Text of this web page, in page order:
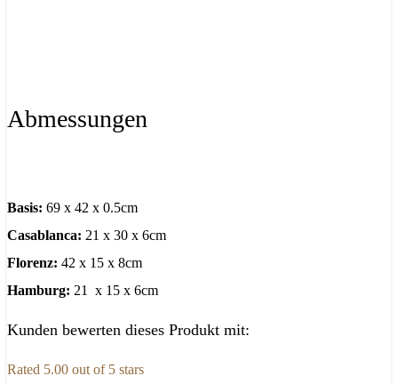
Abmessungen
Basis: 69 x 42 x 0.5cm
Casablanca: 21 x 30 x 6cm
Florenz: 42 x 15 x 8cm
Hamburg: 21 x 15 x 6cm
Kunden bewerten dieses Produkt mit:
Rated 5.00 out of 5 stars